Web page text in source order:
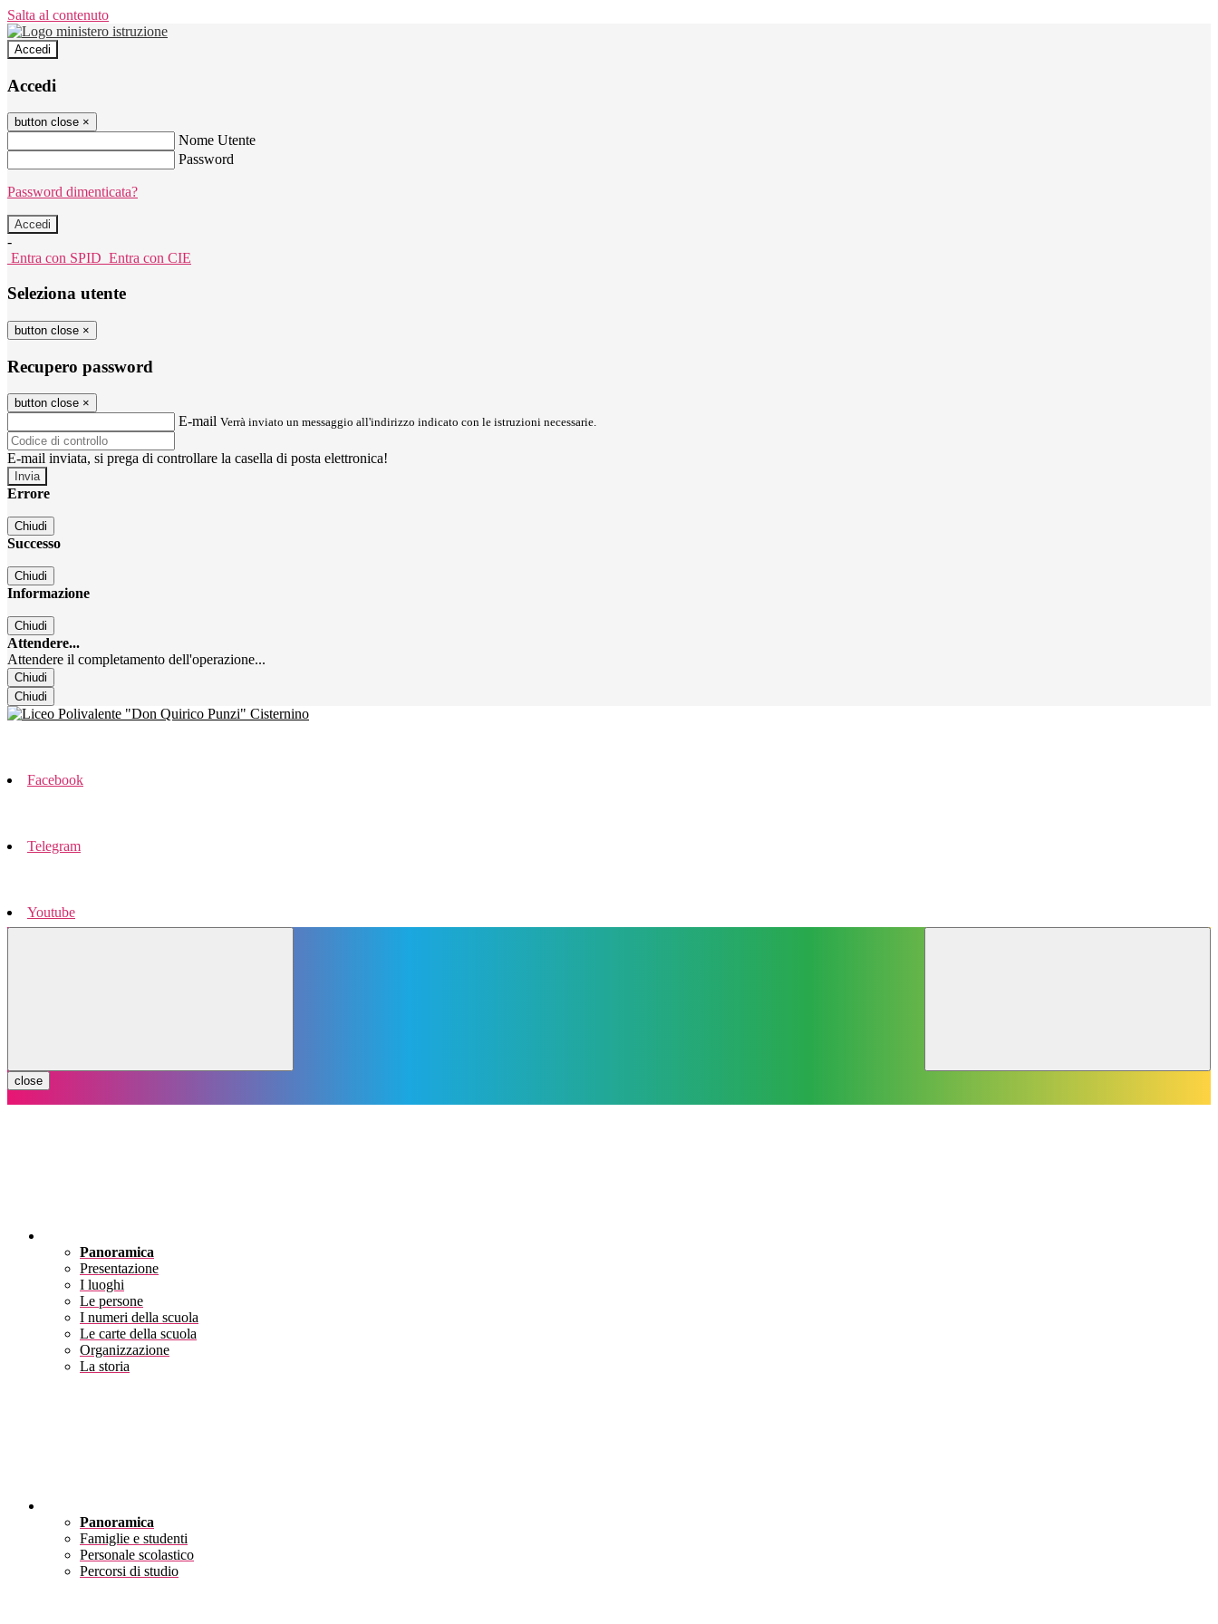
Salta al contenuto
Accedi
Accedi
button close ×
Nome Utente
Password
Password dimenticata?
-
Entra con SPID Entra con CIE
Seleziona utente
button close ×
Recupero password
button close ×
E-mail Verrà inviato un messaggio all'indirizzo indicato con le istruzioni necessarie.
E-mail inviata, si prega di controllare la casella di posta elettronica!
Errore
Chiudi
Successo
Chiudi
Informazione
Chiudi
Attendere...
Attendere il completamento dell'operazione...
Chiudi
Chiudi
Facebook
Telegram
Youtube
close
Panoramica
Presentazione
I luoghi
Le persone
I numeri della scuola
Le carte della scuola
Organizzazione
La storia
Panoramica
Famiglie e studenti
Personale scolastico
Percorsi di studio